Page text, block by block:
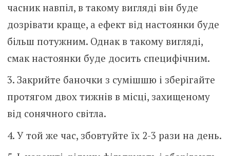
часник навпіл, в такому вигляді він буде
дозрівати краще, а ефект від настоянки буде
більш потужним. Однак в такому вигляді,
смак настоянки буде досить специфічним.
Закрийте баночки з сумішшю і зберігайте
протягом двох тижнів в місці, захищеному
від сонячного світла.
У той же час, збовтуйте їх 2-3 рази на день.